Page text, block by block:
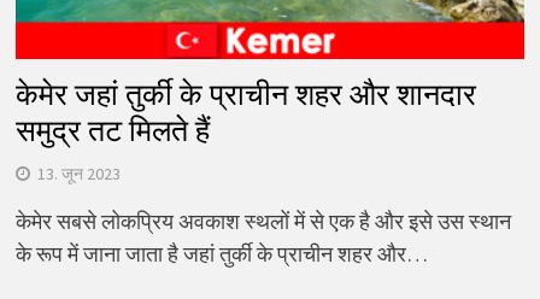
केमेर जहां तुर्की के प्राचीन शहर और शानदार
समुद्र तट मिलते हैं
13. जून 2023
केमेर सबसे लोकप्रिय अवकाश स्थलों में से एक है और इसे उस स्थान
के रूप में जाना जाता है जहां तुर्की के प्राचीन शहर और…